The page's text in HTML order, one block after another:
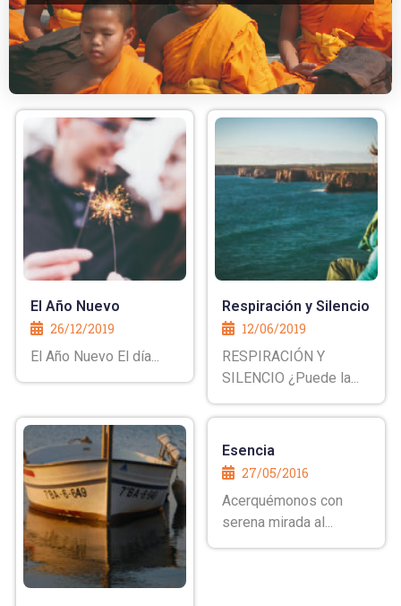
El Año Nuevo
26/12/2019
El Año Nuevo El día...
Respiración y Silencio
12/06/2019
RESPIRACIÓN Y
SILENCIO ¿Puede la...
Esencia
27/05/2016
Acerquémonos con
serena mirada al...